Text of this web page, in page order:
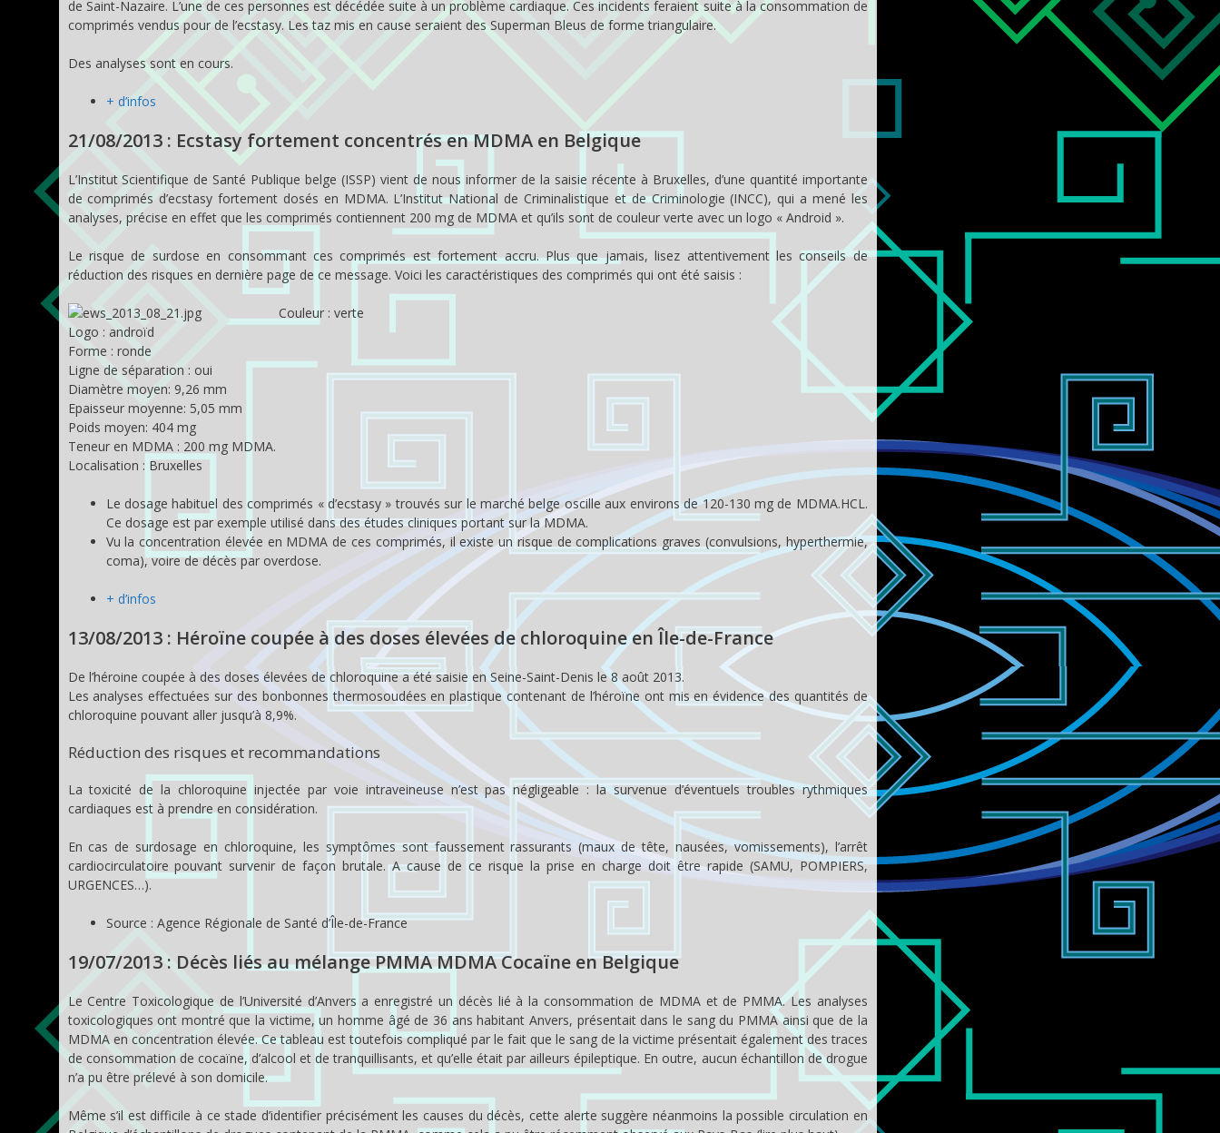
de Saint-Nazaire. L’une de ces personnes est décédée suite à un problème cardiaque. Ces incidents feraient suite à la consommation de
comprimés vendus pour de l’ecstasy. Les taz mis en cause seraient des Superman Bleus de forme triangulaire.
Des analyses sont en cours.
+ d’infos
21/08/2013 : Ecstasy fortement concentrés en MDMA en Belgique
L’Institut Scientifique de Santé Publique belge (ISSP) vient de nous informer de la saisie récente à Bruxelles, d’une quantité importante
de comprimés d’ecstasy fortement dosés en MDMA. L’Institut National de Criminalistique et de Criminologie (INCC), qui a mené les
analyses, précise en effet que les comprimés contiennent 200 mg de MDMA et qu’ils sont de couleur verte avec un logo « Android ».
Le risque de surdose en consommant ces comprimés est fortement accru. Plus que jamais, lisez attentivement les conseils de
réduction des risques en dernière page de ce message. Voici les caractéristiques des comprimés qui ont été saisis :
Couleur : verte
Logo : androïd
Forme : ronde
Ligne de séparation : oui
Diamètre moyen: 9,26 mm
Epaisseur moyenne: 5,05 mm
Poids moyen: 404 mg
Teneur en MDMA : 200 mg MDMA.
Localisation : Bruxelles
Le dosage habituel des comprimés « d’ecstasy » trouvés sur le marché belge oscille aux environs de 120-130 mg de MDMA.HCL.
Ce dosage est par exemple utilisé dans des études cliniques portant sur la MDMA.
Vu la concentration élevée en MDMA de ces comprimés, il existe un risque de complications graves (convulsions, hyperthermie,
coma), voire de décès par overdose.
+ d’infos
13/08/2013 : Héroïne coupée à des doses élevées de chloroquine en Île-de-France
De l’héroine coupée à des doses élevées de chloroquine a été saisie en Seine-Saint-Denis le 8 août 2013.
Les analyses effectuées sur des bonbonnes thermosoudées en plastique contenant de l’héroïne ont mis en évidence des quantités de
chloroquine pouvant aller jusqu’à 8,9%.
Réduction des risques et recommandations
La toxicité de la chloroquine injectée par voie intraveineuse n’est pas négligeable : la survenue d’éventuels troubles rythmiques
cardiaques est à prendre en considération.
En cas de surdosage en chloroquine, les symptômes sont faussement rassurants (maux de tête, nausées, vomissements), l’arrêt
cardiocirculatoire pouvant survenir de façon brutale. A cause de ce risque la prise en charge doit être rapide (SAMU, POMPIERS,
URGENCES…).
Source : Agence Régionale de Santé d’Île-de-France
19/07/2013 : Décès liés au mélange PMMA MDMA Cocaïne en Belgique
Le Centre Toxicologique de l’Université d’Anvers a enregistré un décès lié à la consommation de MDMA et de PMMA. Les analyses
toxicologiques ont montré que la victime, un homme âgé de 36 ans habitant Anvers, présentait dans le sang du PMMA ainsi que de la
MDMA en concentration élevée. Ce tableau est toutefois compliqué par le fait que le sang de la victime présentait également des traces
de consommation de cocaïne, d’alcool et de tranquillisants, et qu’elle était par ailleurs épileptique. En outre, aucun échantillon de drogue
n’a pu être prélevé à son domicile.
Même s’il est difficile à ce stade d’identifier précisément les causes du décès, cette alerte suggère néanmoins la possible circulation en